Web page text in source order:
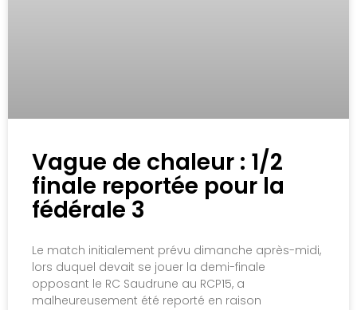
Vague de chaleur : 1/2
finale reportée pour la
fédérale 3
Le match initialement prévu dimanche après-midi,
lors duquel devait se jouer la demi-finale
opposant le RC Saudrune au RCP15, a
malheureusement été reporté en raison